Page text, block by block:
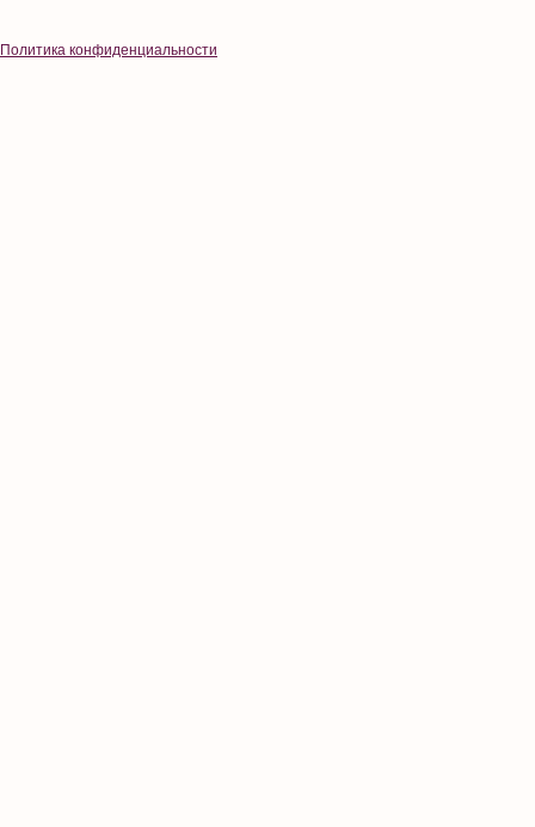
Политика конфиденциальности